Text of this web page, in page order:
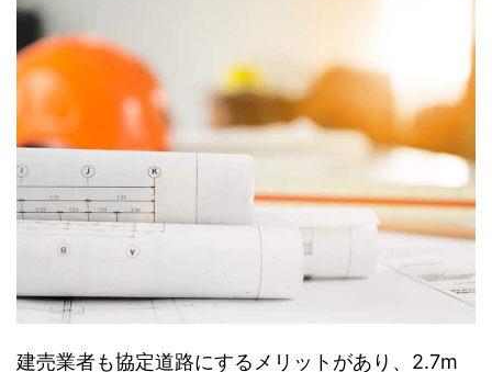
建売業者も協定道路にするメリットがあり、2.7m